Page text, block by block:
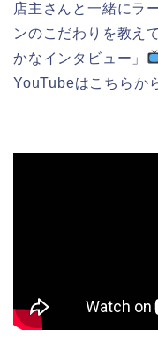
店主さんと一緒にラ
ンのこだわりを教え
かなインタビュー」
YouTubeはこちらか